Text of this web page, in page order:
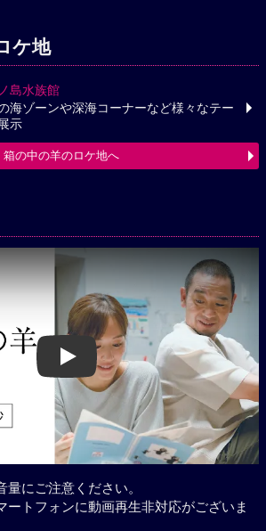
ケ地
島水族館
海ゾーンや深海コーナーなど様々なテー
示
箱の中の羊のロケ地へ
Play
にご注意ください。
トフォンに動画再生非対応がございま